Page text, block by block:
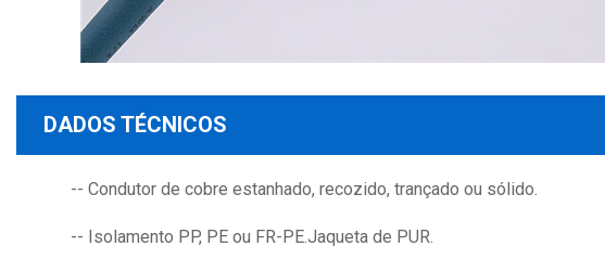
DADOS TÉCNICOS
-- Condutor de cobre estanhado, recozido, trançado ou sólido.
-- Isolamento PP, PE ou FR-PE.Jaqueta de PUR.